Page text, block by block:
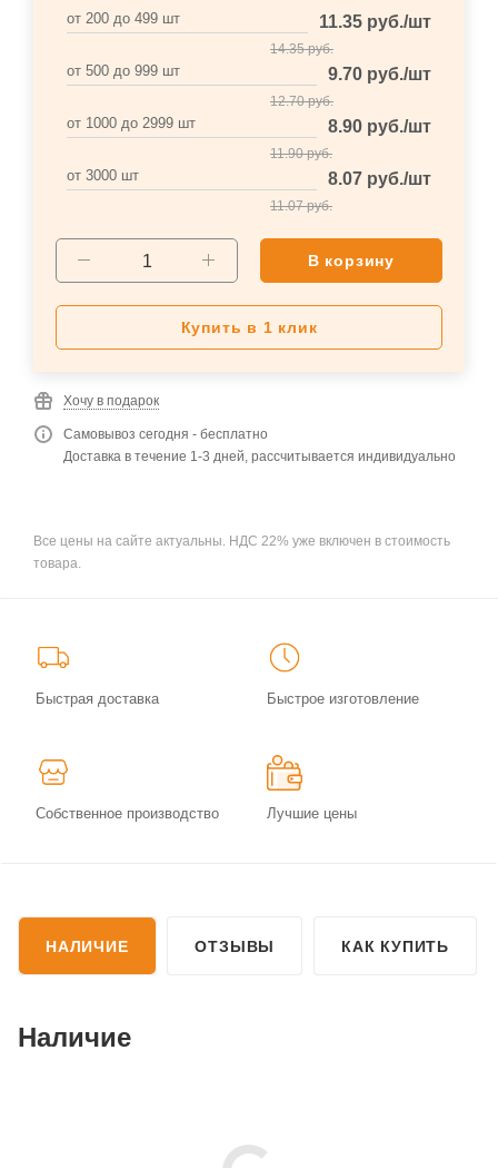
от 200 до 499 шт 11.35 руб./шт
14.35руб.
от 500 до 999 шт 9.70 руб./шт
12.70руб.
от 1000 до 2999 шт 8.90 руб./шт
11.90руб.
от 3000 шт 8.07 руб./шт
11.07руб.
В корзину
Купить в 1 клик
Хочу в подарок
Самовывоз сегодня - бесплатно
Доставка в течение 1-3 дней, рассчитывается индивидуально
Все цены на сайте актуальны. НДС 22% уже включен в стоимость
товара.
Быстрая доставка Быстрое изготовление
Собственное производство Лучшие цены
НАЛИЧИЕ ОТЗЫВЫ КАК КУПИТЬ
Наличие